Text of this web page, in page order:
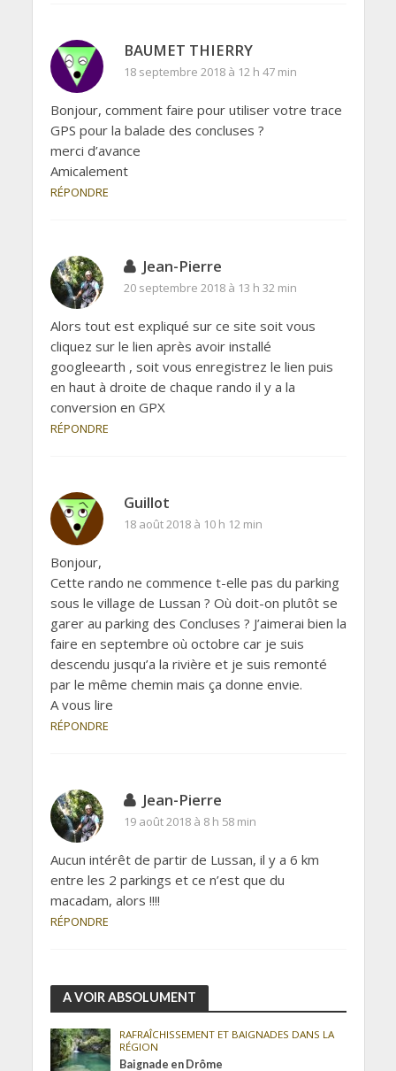
BAUMET THIERRY
18 septembre 2018 à 12 h 47 min
Bonjour, comment faire pour utiliser votre trace
GPS pour la balade des concluses ?
merci d’avance
Amicalement
RÉPONDRE
Jean-Pierre
20 septembre 2018 à 13 h 32 min
Alors tout est expliqué sur ce site soit vous
cliquez sur le lien après avoir installé
googleearth , soit vous enregistrez le lien puis
en haut à droite de chaque rando il y a la
conversion en GPX
RÉPONDRE
Guillot
18 août 2018 à 10 h 12 min
Bonjour,
Cette rando ne commence t-elle pas du parking
sous le village de Lussan ? Où doit-on plutôt se
garer au parking des Concluses ? J’aimerai bien la
faire en septembre où octobre car je suis
descendu jusqu’a la rivière et je suis remonté
par le même chemin mais ça donne envie.
A vous lire
RÉPONDRE
Jean-Pierre
19 août 2018 à 8 h 58 min
Aucun intérêt de partir de Lussan, il y a 6 km
entre les 2 parkings et ce n’est que du
macadam, alors !!!!
RÉPONDRE
A VOIR ABSOLUMENT
RAFRAÎCHISSEMENT ET BAIGNADES DANS LA
RÉGION
Baignade en Drôme